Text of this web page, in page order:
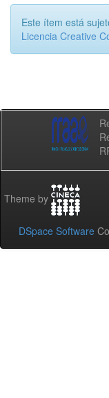
Este ítem está
Licencia Creative
Theme by
DSpace Software